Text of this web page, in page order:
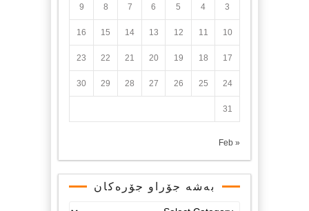
3
4
5
6
7
8
9
10
11
12
13
14
15
16
17
18
19
20
21
22
23
24
25
26
27
28
29
30
31
« Feb
بەشە جۆراو جۆرەکان